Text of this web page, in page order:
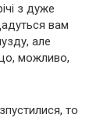
з дуже
вам
але
можливо,
то